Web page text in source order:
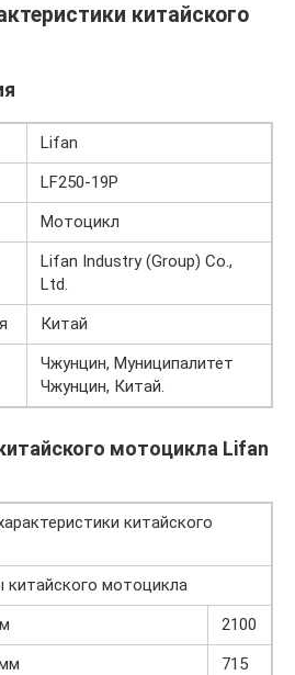
китайского
Lifan
LF250-19P
Мотоцикл
Lifan Industry (Group) Co.,
Ltd.
Китай
Чжунцин, Муниципалитет
Чжунцин, Китай.
мотоцикла Lifan
китайского
китайского мотоцикла
2100
715